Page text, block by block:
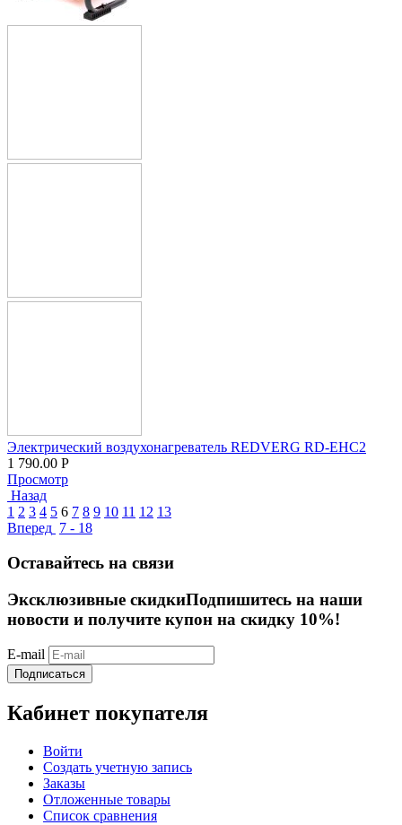
Электрический воздухонагреватель REDVERG RD-EHC2
1 790.00 Р
Просмотр
Назад
1 2 3 4 5 6 7 8 9 10 11 12 13
Вперед 7 - 18
Оставайтесь на связи
Эксклюзивные скидкиПодпишитесь на наши
новости и получите купон на скидку 10%!
E-mail
Подписаться
Кабинет покупателя
Войти
Создать учетную запись
Заказы
Отложенные товары
Список сравнения